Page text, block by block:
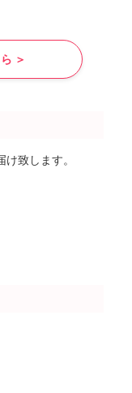
＞
致します。